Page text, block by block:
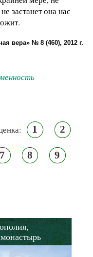
застанет она нас
вера» № 8 (460), 2012 г.
1 2
7 8 9